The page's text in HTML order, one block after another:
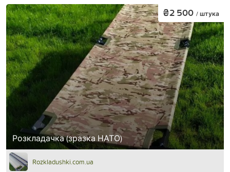
Розкладачка (зразка НАТО)
₴2 500 / штука
Rozkladushki.com.ua